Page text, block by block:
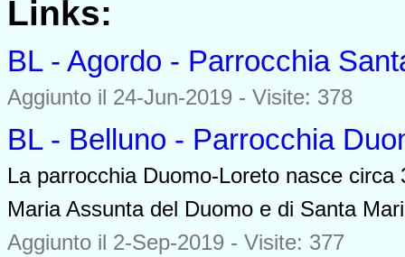
Links:
BL - Agordo - Parrocchia
Aggiunto il 24-Jun-2019 - Visite: 378
BL - Belluno - Parrocchia
La parrocchia Duomo-Loreto nasce
Maria Assunta del Duomo e di Santa
Aggiunto il 2-Sep-2019 - Visite: 377